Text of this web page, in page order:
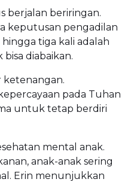
berjalan beriringan.
keputusan pengadilan
tiga kali adalah
diabaikan.
ketenangan.
pada Tuhan
untuk tetap berdiri
mental anak.
anak-anak sering
Erin menunjukkan